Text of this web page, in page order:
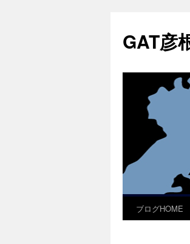
テ
ン
へ
GAT彦
ブログHOME